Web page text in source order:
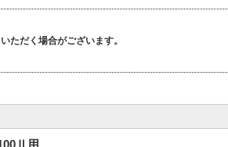
ただく場合がございます。
用